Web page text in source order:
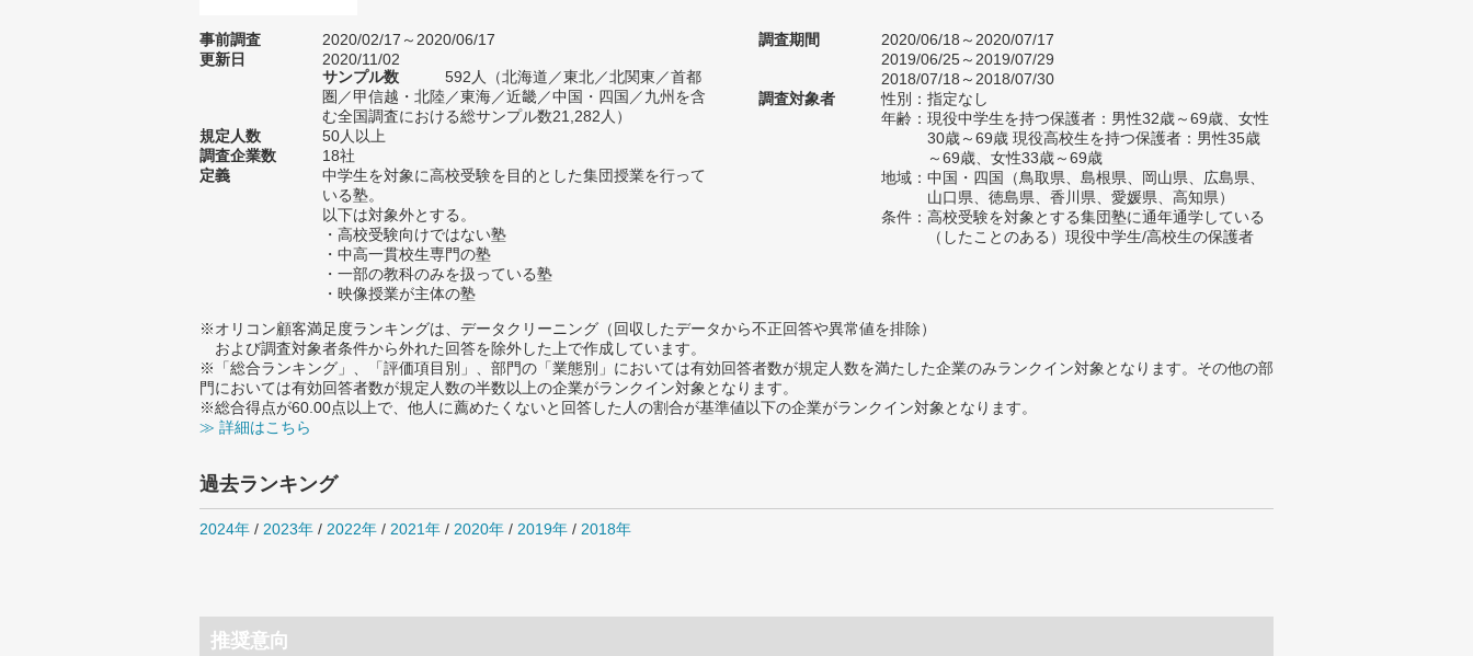
事前調査
2020/02/17～2020/06/17
更新日
2020/11/02
サンプル数
592人（北海道／東北／北関東／首都
圏／甲信越・北陸／東海／近畿／中国・四国／九州を含
む全国調査における総サンプル数21,282人）
規定人数
50人以上
調査企業数
18社
定義
中学生を対象に高校受験を目的とした集団授業を行って
いる塾。
以下は対象外とする。
・高校受験向けではない塾
・中高一貫校生専門の塾
・一部の教科のみを扱っている塾
・映像授業が主体の塾
調査期間
2020/06/18～2020/07/17
2019/06/25～2019/07/29
2018/07/18～2018/07/30
調査対象者
性別：指定なし
年齢：現役中学生を持つ保護者：男性32歳～69歳、女性
30歳～69歳 現役高校生を持つ保護者：男性35歳
～69歳、女性33歳～69歳
地域：中国・四国（鳥取県、島根県、岡山県、広島県、
山口県、徳島県、香川県、愛媛県、高知県）
条件：高校受験を対象とする集団塾に通年通学している
（したことのある）現役中学生/高校生の保護者
※オリコン顧客満足度ランキングは、データクリーニング（回収したデータから不正回答や異常値を排除）
および調査対象者条件から外れた回答を除外した上で作成しています。
※「総合ランキング」、「評価項目別」、部門の「業態別」においては有効回答者数が規定人数を満たした企業のみランクイン対象となります。その他の部
門においては有効回答者数が規定人数の半数以上の企業がランクイン対象となります。
※総合得点が60.00点以上で、他人に薦めたくないと回答した人の割合が基準値以下の企業がランクイン対象となります。
≫ 詳細はこちら
過去ランキング
2024年 / 2023年 / 2022年 / 2021年 / 2020年 / 2019年 / 2018年
推奨意向